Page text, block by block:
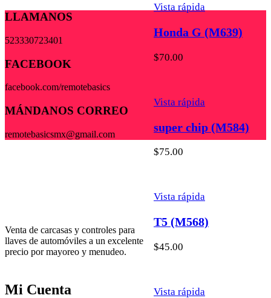
Vista rápida
Honda G (M639)
$70.00
Vista rápida
super chip (M584)
$75.00
Vista rápida
T5 (M568)
$45.00
Vista rápida
LLAMANOS
523330723401
FACEBOOK
facebook.com/remotebasics
MÁNDANOS CORREO
remotebasicsmx@gmail.com
Venta de carcasas y controles para
llaves de automóviles a un excelente
precio por mayoreo y menudeo.
Mi Cuenta